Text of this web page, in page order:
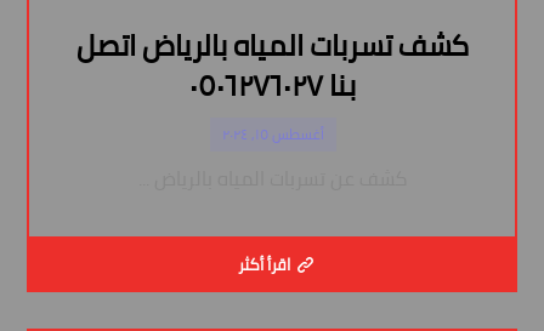
كشف تسربات المياه بالرياض اتصل
بنا ٠٥٠٦٢٧٦٠٢٧
أغسطس ١٥, ٢٠٢٤
اقرأ أكثر